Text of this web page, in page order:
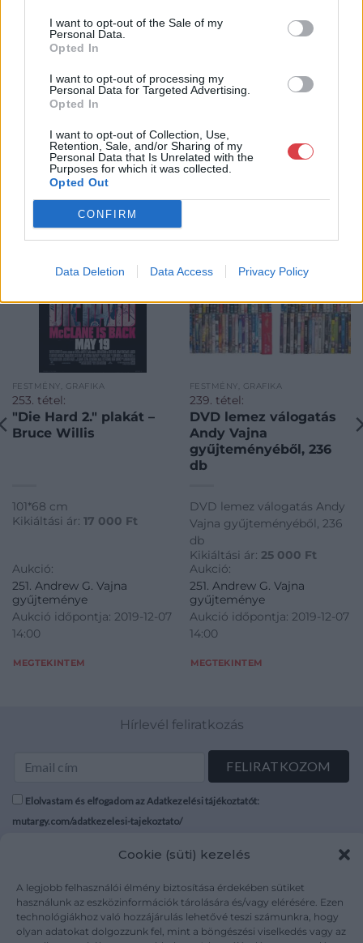
I want to opt-out of the Sale of my
Personal Data.
Opted In
I want to opt-out of processing my
Personal Data for Targeted Advertising.
Opted In
I want to opt-out of Collection, Use,
Retention, Sale, and/or Sharing of my
Personal Data that Is Unrelated with the
Purposes for which it was collected.
Opted Out
CONFIRM
Data Deletion Data Access Privacy Policy
Cookie (süti) kezelés
A legjobb felhasználói élmény biztosítása érdekében sütiket
használunk az eszközinformációk tárolására és/vagy elérésére. Ezen
technológiákhoz való hozzájárulás lehetővé teszi számunkra, hogy
olyan adatokat dolgozzunk fel, mint a böngészési viselkedés vagy az
GALÉRIA TOVÁBBI MŰTÁRGYAI
KAPCSOLÓDÓ MŰTÁRGYAK
FESTMÉNY, GRAFIKA
253. tétel:
"Die Hard 2." plakát –
Bruce Willis
101*68 cm
Kikiáltási ár: 17 000 Ft
Aukció:
251. Andrew G. Vajna
gyűjteménye
Aukció időpontja: 2019-12-07
14:00
MEGTEKINTEM
FESTMÉNY, GRAFIKA
239. tétel:
DVD lemez válogatás
Andy Vajna
gyűjteményéből, 236
db
DVD lemez válogatás Andy
Vajna gyűjteményéből, 236
db
Kikiáltási ár: 25 000 Ft
Aukció:
251. Andrew G. Vajna
gyűjteménye
Aukció időpontja: 2019-12-07
14:00
MEGTEKINTEM
Hírlevél feliratkozás
Elolvastam és elfogadom az Adatkezelési tájékoztatót:
mutargy.com/adatkezelesi-tajekoztato/
Médiaajánlat
Karrier
Kapcsolat
Áraink
ÁSZF
Adatvédelem
Impresszum